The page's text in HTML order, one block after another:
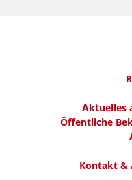
Aktuelles
Öffentliche
Kontakt &